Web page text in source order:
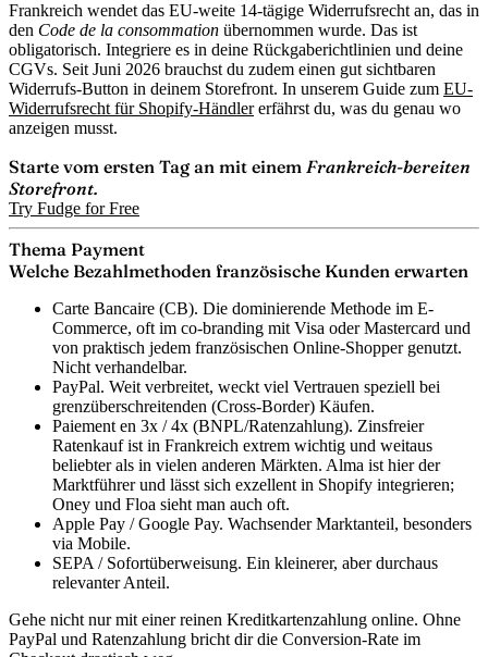
Frankreich wendet das EU-weite 14-tägige Widerrufsrecht an, das in
den Code de la consommation übernommen wurde. Das ist
obligatorisch. Integriere es in deine Rückgaberichtlinien und deine
CGVs. Seit Juni 2026 brauchst du zudem einen gut sichtbaren
Widerrufs-Button in deinem Storefront. In unserem Guide zum EU-
Widerrufsrecht für Shopify-Händlererfährst du, was du genau wo
anzeigen musst.
Starte vom ersten Tag an mit einem Frankreich-bereiten
Storefront.
Try Fudge for Free
Thema Payment
Welche Bezahlmethoden französische Kunden erwarten
Carte Bancaire (CB). Die dominierende Methode im E-
Commerce, oft im co-branding mit Visa oder Mastercard und
von praktisch jedem französischen Online-Shopper genutzt.
Nicht verhandelbar.
PayPal. Weit verbreitet, weckt viel Vertrauen speziell bei
grenzüberschreitenden (Cross-Border) Käufen.
Paiement en 3x / 4x (BNPL/Ratenzahlung). Zinsfreier
Ratenkauf ist in Frankreich extrem wichtig und weitaus
beliebter als in vielen anderen Märkten. Alma ist hier der
Marktführer und lässt sich exzellent in Shopify integrieren;
Oney und Floa sieht man auch oft.
Apple Pay / Google Pay. Wachsender Marktanteil, besonders
via Mobile.
SEPA / Sofortüberweisung. Ein kleinerer, aber durchaus
relevanter Anteil.
Gehe nicht nur mit einer reinen Kreditkartenzahlung online. Ohne
PayPal und Ratenzahlung bricht dir die Conversion-Rate im